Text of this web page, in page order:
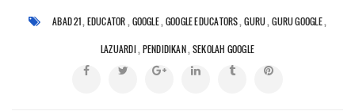
ABAD 21, EDUCATOR, GOOGLE, GOOGLE EDUCATORS,GURU,GURU GOOGLE,
LAZUARDI, PENDIDIKAN, SEKOLAH GOOGLE